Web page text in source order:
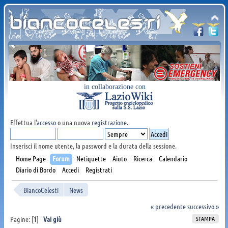
in collaborazione con
Effettua l'accessoo una nuova registrazione.
Inserisci il nome utente, la password e la durata della sessione.
Home Page
Forum Netiquette Aiuto Ricerca
Calendario
Diario di Bordo
Accedi Registrati
BiancoCelesti
News
« precedentesuccessivo »
STAMPA
Pagine: [1] Vai giù